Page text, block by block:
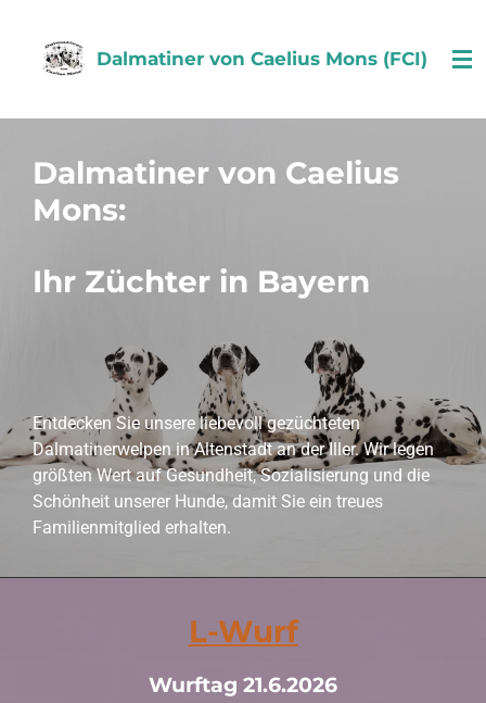
Hauptinhalt
springen
Dalmatiner von Caelius Mons (FCI)
Dalmatiner von Caelius
Mons:
Ihr Züchter in Bayern
Entdecken Sie unsere liebevoll gezüchteten
Dalmatinerwelpen in Altenstadt an der Iller. Wir legen
größten Wert auf Gesundheit, Sozialisierung und die
Schönheit unserer Hunde, damit Sie ein treues
Familienmitglied erhalten.
L-Wurf
Wurftag 21.6.2026